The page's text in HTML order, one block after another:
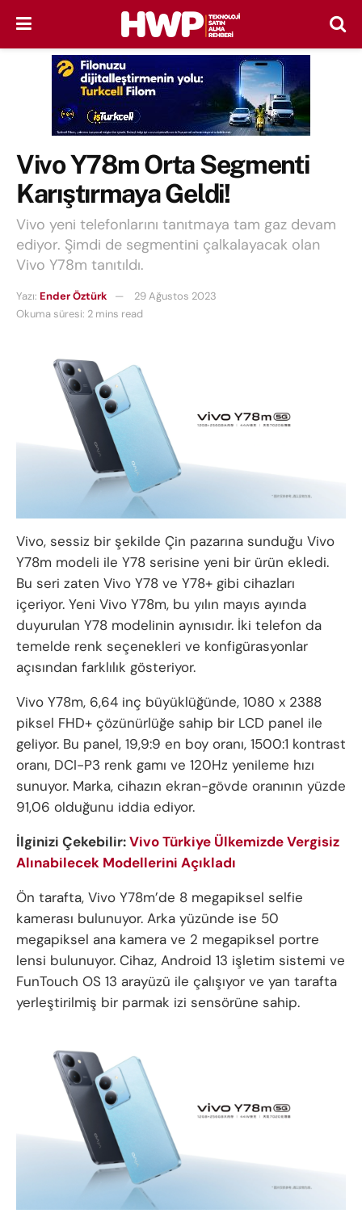
Vivo Y78m Orta Segmenti
Karıştırmaya Geldi!
Vivo yeni telefonlarını tanıtmaya tam gaz devam
ediyor. Şimdi de segmentini çalkalayacak olan
Vivo Y78m tanıtıldı.
Yazı: Ender Öztürk
29 Ağustos 2023
Okuma süresi: 2 mins read
Vivo, sessiz bir şekilde Çin pazarına sunduğu Vivo
Y78m modeli ile Y78 serisine yeni bir ürün ekledi.
Bu seri zaten Vivo Y78 ve Y78+ gibi cihazları
içeriyor. Yeni Vivo Y78m, bu yılın mayıs ayında
duyurulan Y78 modelinin aynısıdır. İki telefon da
temelde renk seçenekleri ve konfigürasyonlar
açısından farklılık gösteriyor.
Vivo Y78m, 6,64 inç büyüklüğünde, 1080 x 2388
piksel FHD+ çözünürlüğe sahip bir LCD panel ile
geliyor. Bu panel, 19,9:9 en boy oranı, 1500:1 kontrast
oranı, DCI-P3 renk gamı ve 120Hz yenileme hızı
sunuyor. Marka, cihazın ekran-gövde oranının yüzde
91,06 olduğunu iddia ediyor.
İlginizi Çekebilir:Vivo Türkiye Ülkemizde Vergisiz
Alınabilecek Modellerini Açıkladı
Ön tarafta, Vivo Y78m’de 8 megapiksel selfie
kamerası bulunuyor. Arka yüzünde ise 50
megapiksel ana kamera ve 2 megapiksel portre
lensi bulunuyor. Cihaz, Android 13 işletim sistemi ve
FunTouch OS 13 arayüzü ile çalışıyor ve yan tarafta
yerleştirilmiş bir parmak izi sensörüne sahip.